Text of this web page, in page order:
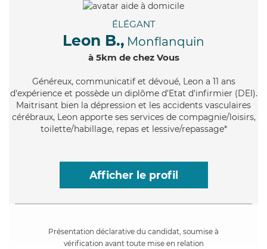
ÉLÉGANT
Leon B., Monflanquin
à 5km de chez Vous
Généreux, communicatif et dévoué, Leon a 11 ans
d'expérience et possède un diplôme d'Etat d'infirmier (DEI).
Maitrisant bien la dépression et les accidents vasculaires
cérébraux, Leon apporte ses services de compagnie/loisirs,
toilette/habillage, repas et lessive/repassage*
Afficher le profil
Présentation déclarative du candidat, soumise à
vérification avant toute mise en relation